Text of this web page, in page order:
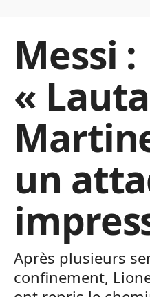
Messi :
«
un
Après plusieurs
confinement,